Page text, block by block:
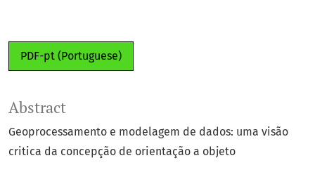
PDF-pt (Portuguese)
Abstract
Geoprocessamento e modelagem de dados: uma visão
critica da concepção de orientação a objeto